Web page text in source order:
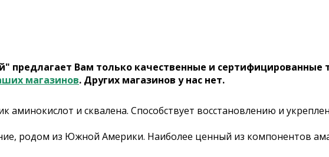
предлагает Вам только качественные и сертифицированные
магазинов. Других магазинов у нас нет.
аминокислот и сквалена. Способствует восстановлению и
родом из Южной Америки. Наиболее ценный из компонентов